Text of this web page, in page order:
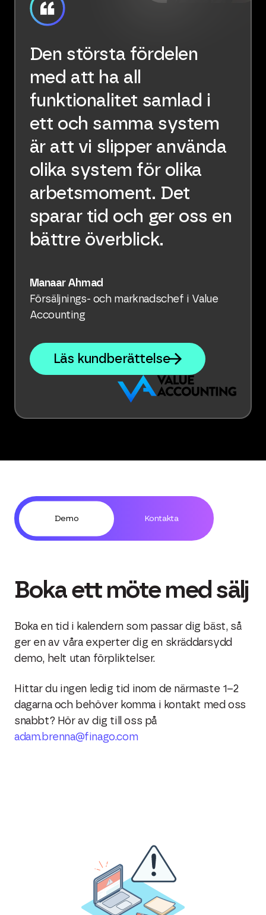
Den största fördelen
med att ha all
funktionalitet samlad i
ett och samma system
är att vi slipper använda
olika system för olika
arbetsmoment. Det
sparar tid och ger oss en
bättre överblick.
Manaar Ahmad
Försäljnings- och marknadschef i Value
Accounting
Läs kundberättelse
Demo Kontakta
Boka ett möte med sälj
Boka en tid i kalendern som passar dig bäst, så
ger en av våra experter dig en skräddarsydd
demo, helt utan förpliktelser.
Hittar du ingen ledig tid inom de närmaste 1–2
dagarna och behöver komma i kontakt med oss
snabbt? Hör av dig till oss på
adam.brenna@finago.com